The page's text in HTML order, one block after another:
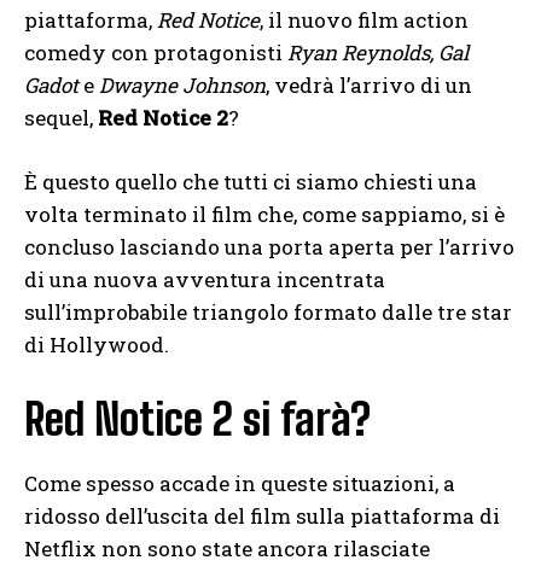
piattaforma,Red Notice, il nuovo film action
comedy con protagonisti Ryan Reynolds, Gal
GadoteDwayne Johnson, vedrà l’arrivo di un
sequel, Red Notice 2?
È questo quello che tutti ci siamo chiesti una
volta terminato il film che, come sappiamo, si è
concluso lasciando una porta aperta per l’arrivo
di una nuova avventura incentrata
sull’improbabile triangolo formato dalle tre star
di Hollywood.
Red Notice 2 si farà?
Come spesso accade in queste situazioni, a
ridosso dell’uscita del film sulla piattaforma di
Netflix non sono state ancora rilasciate